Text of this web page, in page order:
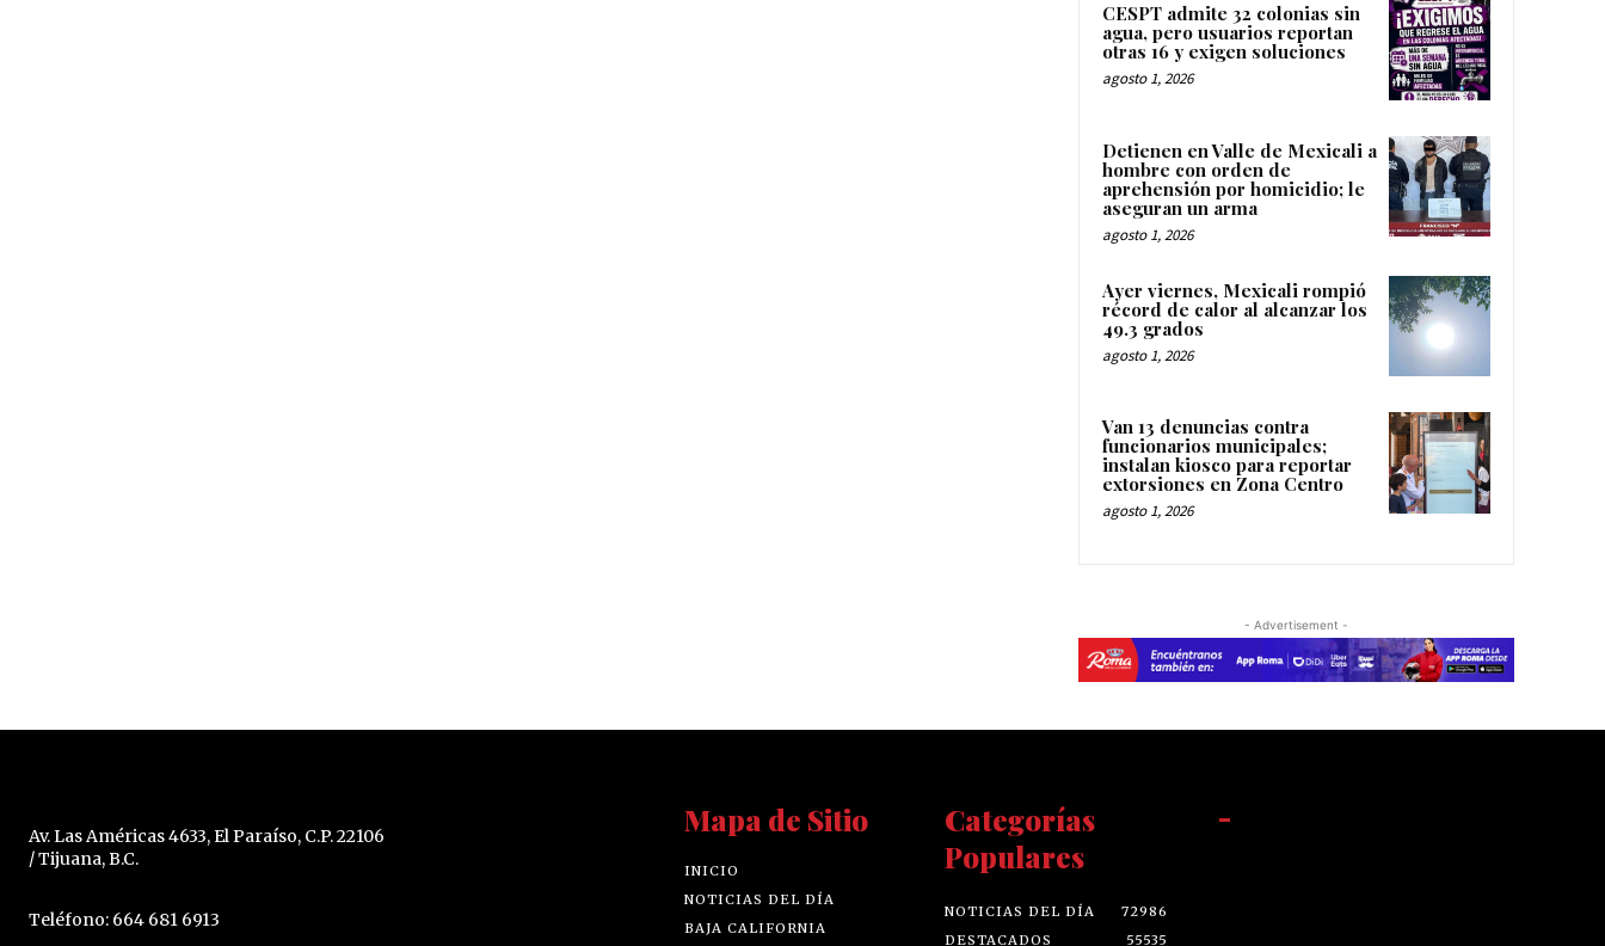
CESPT admite 32 colonias sin
agua, pero usuarios reportan
otras 16 y exigen soluciones
agosto 1, 2026
Detienen en Valle de Mexicali a
hombre con orden de
aprehensión por homicidio; le
aseguran un arma
agosto 1, 2026
Ayer viernes, Mexicali rompió
récord de calor al alcanzar los
49.3 grados
agosto 1, 2026
Van 13 denuncias contra
funcionarios municipales;
instalan kiosco para reportar
extorsiones en Zona Centro
agosto 1, 2026
- Advertisement -
Av. Las Américas 4633, El Paraíso, C.P. 22106
/ Tijuana, B.C.
Teléfono: 664 681 6913
Mapa de Sitio
INICIO
NOTICIAS DEL DÍA
BAJA CALIFORNIA
Categorías
Populares
NOTICIAS DEL DÍA
72986
DESTACADOS
55535
-